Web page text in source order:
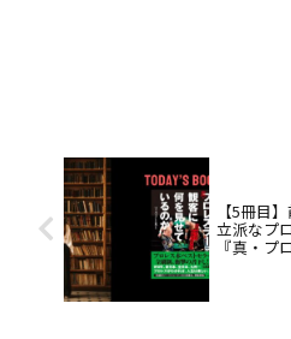
【5冊目
立派なプ
『真・プ